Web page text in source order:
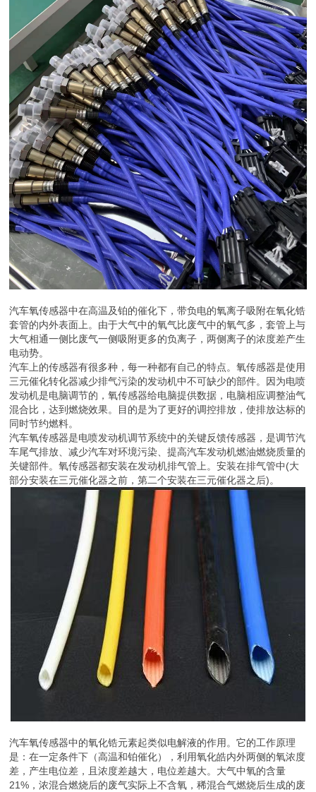
汽车氧传感器中在高温及铂的催化下，带负电的氧离子吸附在氧化锆
套管的内外表面上。由于大气中的氧气比废气中的氧气多，套管上与
大气相通一侧比废气一侧吸附更多的负离子，两侧离子的浓度差产生
电动势。
汽车上的传感器有很多种，每一种都有自己的特点。氧传感器是使用
三元催化转化器减少排气污染的发动机中不可缺少的部件。因为电喷
发动机是电脑调节的，氧传感器给电脑提供数据，电脑相应调整油气
混合比，达到燃烧效果。目的是为了更好的调控排放，使排放达标的
同时节约燃料。
汽车氧传感器是电喷发动机调节系统中的关键反馈传感器，是调节汽
车尾气排放、减少汽车对环境污染、提高汽车发动机燃油燃烧质量的
关键部件。氧传感器都安装在发动机排气管上。安装在排气管中(大
部分安装在三元催化器之前，第二个安装在三元催化器之后)。
汽车氧传感器中的氧化锆元素起类似电解液的作用。它的工作原理
是：在一定条件下（高温和铂催化），利用氧化皓内外两侧的氧浓度
差，产生电位差，且浓度差越大，电位差越大。大气中氧的含量
21%，浓混合燃烧后的废气实际上不含氧，稀混合气燃烧后生成的废